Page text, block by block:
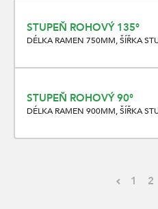
STUPEŇ ROHOVÝ 135°
DÉLKA RAMEN 750MM, ŠÍŘKA
STUPEŇ ROHOVÝ 90°
DÉLKA RAMEN 900MM, ŠÍŘKA
1 2